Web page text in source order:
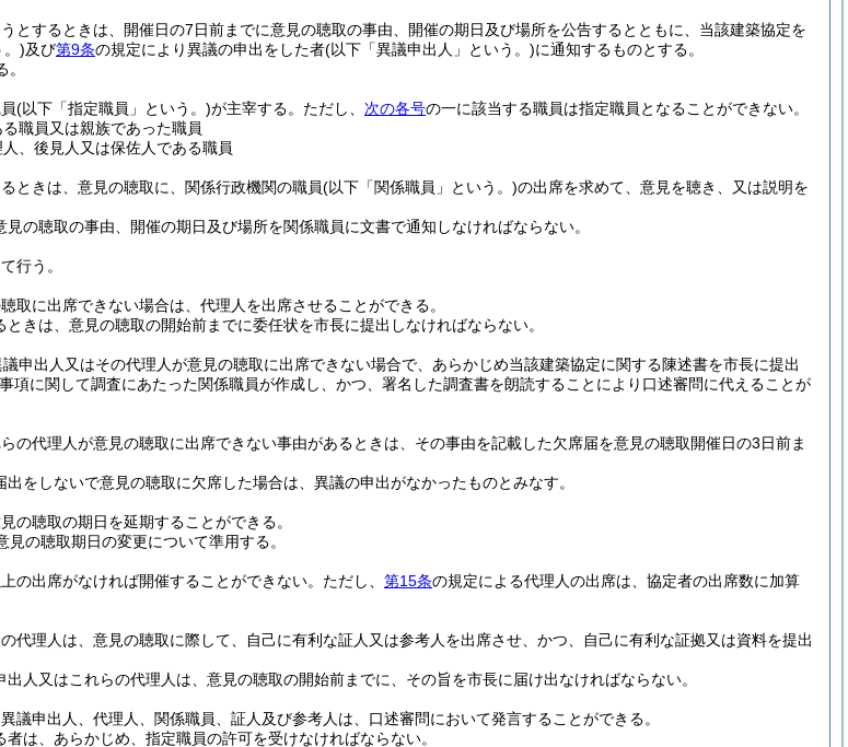
とするときは、開催日の7日前までに意見の聴取の事由、開催の期日及び場所を公告するとともに、当該建築協定を
。)及び第9条の規定により異議の申出をした者(以下「異議申出人」という。)に通知するものとする。
(以下「指定職員」という。)が主宰する。 ただし、 次の各号の一に該当する職員は指定職員となることができない。
職員又は親族であった職員
、後見人又は保佐人である職員
ときは、意見の聴取に、関係行政機関の職員(以下「関係職員」という。)の出席を求めて、意見を聴き、又は説明を
の聴取の事由、開催の期日及び場所を関係職員に文書で通知しなければならない。
行う。
取に出席できない場合は、代理人を出席させることができる。
きは、意見の聴取の開始前までに委任状を市長に提出しなければならない。
申出人又はその代理人が意見の聴取に出席できない場合で、あらかじめ当該建築協定に関する陳述書を市長に提出
項に関して調査にあたった関係職員が作成し、かつ、署名した調査書を朗読することにより口述審問に代えることが
の代理人が意見の聴取に出席できない事由があるときは、その事由を記載した欠席届を意見の聴取開催日の3日前ま
出をしないで意見の聴取に欠席した場合は、異議の申出がなかったものとみなす。
の聴取の期日を延期することができる。
見の聴取期日の変更について準用する。
の出席がなければ開催することができない。 ただし、 第15条の規定による代理人の出席は、協定者の出席数に加算
代理人は、意見の聴取に際して、自己に有利な証人又は参考人を出席させ、かつ、自己に有利な証拠又は資料を提出
人又はこれらの代理人は、意見の聴取の開始前までに、その旨を市長に届け出なければならない。
議申出人、代理人、関係職員、証人及び参考人は、口述審問において発言することができる。
は、あらかじめ、指定職員の許可を受けなければならない。